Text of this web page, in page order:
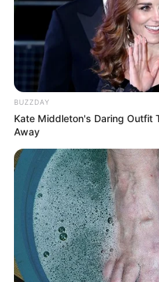
BUZZDAY
Kate Middleton's Daring Outfit
Away